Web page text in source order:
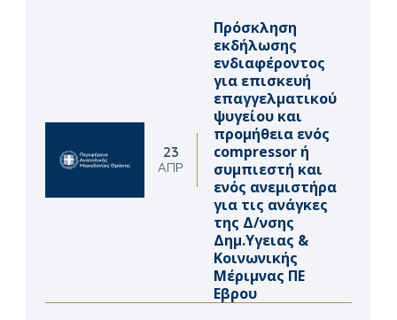
23
ΑΠΡ
Πρόσκληση
εκδήλωσης
ενδιαφέροντος
για επισκευή
επαγγελματικού
ψυγείου και
προμήθεια ενός
compressor ή
συμπιεστή και
ενός ανεμιστήρα
για τις ανάγκες
της Δ/νσης
Δημ.Υγειας &
Κοινωνικής
Μέριμνας ΠΕ
Εβρου